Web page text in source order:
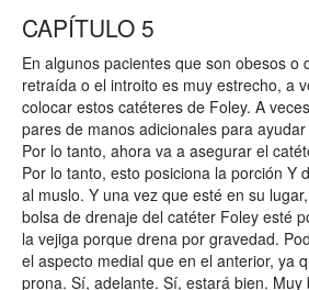
CAPÍTULO 5
En algunos pacientes que son obesos o
retraída o el introito es muy estrecho, a
colocar estos catéteres de Foley. A
pares de manos adicionales para
Por lo tanto, ahora va a asegurar el
Por lo tanto, esto posiciona la porción Y
al muslo. Y una vez que esté en su
bolsa de drenaje del catéter Foley esté
la vejiga porque drena por gravedad.
el aspecto medial que en el anterior, ya
prona. Sí, adelante. Sí, estará bien. Muy